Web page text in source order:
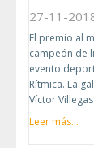
27-11-
El premio al
campeón de
evento
Rítmica. La
Víctor
Leer más...